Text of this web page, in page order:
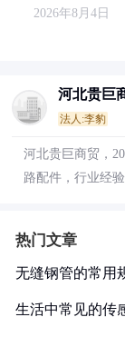
2026年8月4日
河北贵巨
法人:李豹
河北贵巨商贸，
路配件，行业经
热门文章
无缝钢管的常用
生活中常见的传